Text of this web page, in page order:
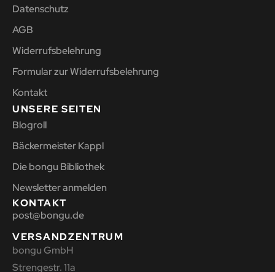
Datenschutz
AGB
Widerrufsbelehrung
Formular zur Widerrufsbelehrung
Kontakt
UNSERE SEITEN
Blogroll
Bäckermeister Kappl
Die bongu Bibliothek
Newsletter anmelden
KONTAKT
post@bongu.de
VERSANDZENTRUM
bongu GmbH
Strengestr. 11a